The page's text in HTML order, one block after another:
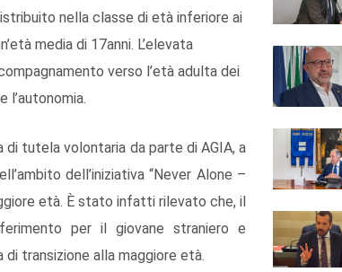
nella classe di età inferiore ai
media di 17anni. L’elevata
verso l’età adulta dei
l’autonomia.
tutela volontaria da parte di AGIA, a
dell’iniziativa “Never Alone –
età. È stato infatti rilevato che, il
per il giovane straniero e
transizione alla maggiore età.